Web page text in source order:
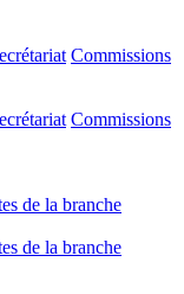
Commissions
Commissions
de la branche
de la branche